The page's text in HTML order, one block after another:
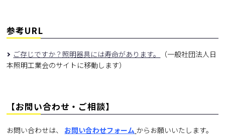
参考URL
ご存じですか？照明器具には寿命があります。
（一般社団法人日
本照明工業会のサイトに移動します）
【お問い合わせ・ご相談】
お問い合わせは、 お問い合わせフォーム からお願いいたします。